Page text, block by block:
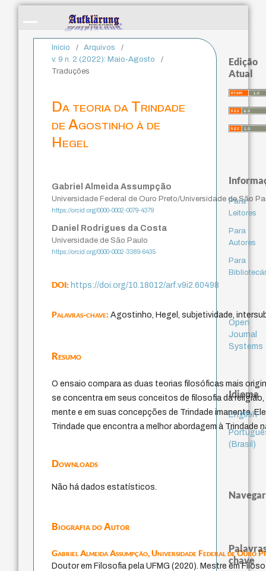
Início / Arquivos
/
v. 9 n. 2 (2022): Maio-Agosto
/
Traduções
Da teoria da Trindade
de Agostinho à de
Hegel
Gabriel Almeida Assumpção
Universidade Federal de Ouro Preto/Universidade de São
https://orcid.org/0000-0002-0079-4379
Daniel Rodrigues da Costa
Universidade de São Paulo
https://orcid.org/0000-0002-3389-6435
DOI:https://doi.org/10.18012/arf.v9i2.60498
Palavras-chave:Agostinho, Hegel, subjetividade,
Resumo
O ensaio compara as duas teorias filosóficas mais
se concentra em seus conceitos de filosofia da
mente e em suas concepções de Trindade imanente.
Trindade que encontra a melhor abordagem à Trindade
Downloads
Não há dados estatísticos.
Biografia do Autor
Gabriel Almeida Assumpção,Universidade Federal de Ouro
Doutor em Filosofia pela UFMG (2020). Mestre em
Edição
Atual
Para
Leitores
Para
Autores
Para
Open
Journal
Systems
Idioma
English
(Brasil)
Navegar
chave